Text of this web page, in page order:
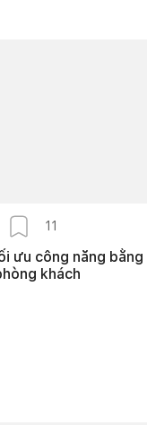
11
ưu công năng bằng
khách